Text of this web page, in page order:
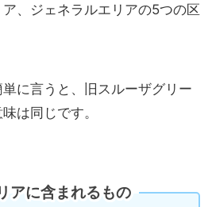
、ジェネラルエリアの5つの区
に言うと、旧スルーザグリー
は同じです。
アに含まれるもの